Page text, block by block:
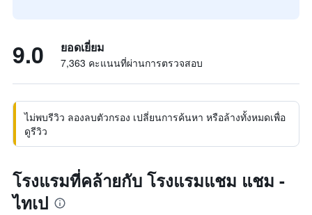
9.0 ยอดเยี่ยม
7,363 คะแนนที่ผ่านการตรวจสอบ
ไม่พบรีวิว ลองลบตัวกรอง เปลี่ยนการค้นหา หรือล้างทั้งหมดเพื่อ
ดูรีวิว
โรงแรมที่คล้ายกับ โรงแรมแชม แชม -
ไทเป